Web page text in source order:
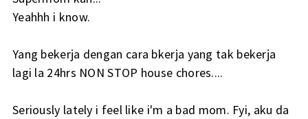
Yeahhh i know.
Yang bekerja dengan cara bkerja yang tak bekerja
lagi la 24hrs NON STOP house chores....
Seriously lately i feel like i'm a bad mom. Fyi, aku da